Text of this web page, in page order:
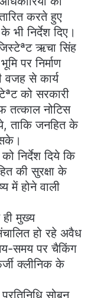
करते हुए
भी निर्देश दिए।
ऋचा सिंह
पर निर्माण
वजह से कार्य
को सरकारी
तत्काल नोटिस
ताकि जनहित के
निर्देश दिये कि
की सुरक्षा के
में होने वाली
मुख्य
हो रहे अवैध
समय पर चैकिंग
क्लीनिक के